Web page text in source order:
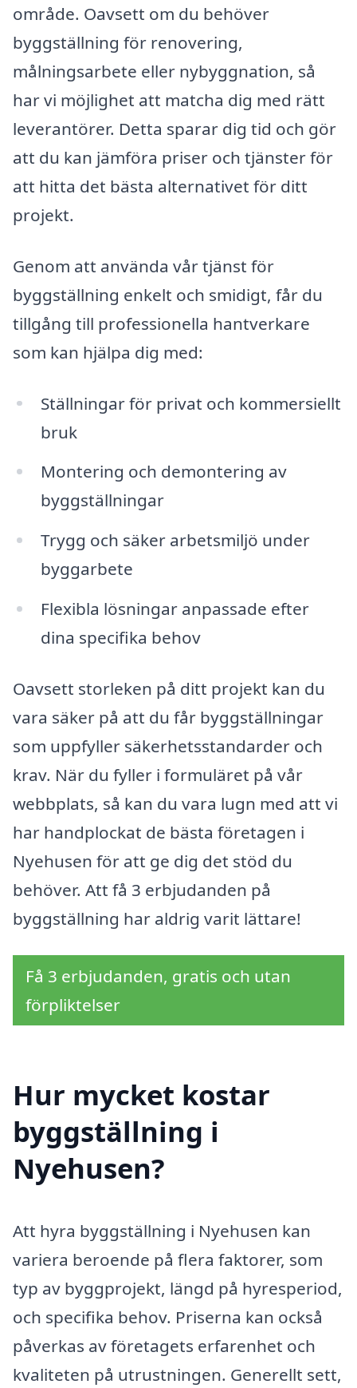
område. Oavsett om du behöver
byggställning för renovering,
målningsarbete eller nybyggnation, så
har vi möjlighet att matcha dig med rätt
leverantörer. Detta sparar dig tid och gör
att du kan jämföra priser och tjänster för
att hitta det bästa alternativet för ditt
projekt.
Genom att använda vår tjänst för
byggställning enkelt och smidigt, får du
tillgång till professionella hantverkare
som kan hjälpa dig med:
Ställningar för privat och kommersiellt
bruk
Montering och demontering av
byggställningar
Trygg och säker arbetsmiljö under
byggarbete
Flexibla lösningar anpassade efter
dina specifika behov
Oavsett storleken på ditt projekt kan du
vara säker på att du får byggställningar
som uppfyller säkerhetsstandarder och
krav. När du fyller i formuläret på vår
webbplats, så kan du vara lugn med att vi
har handplockat de bästa företagen i
Nyehusen för att ge dig det stöd du
behöver. Att få 3 erbjudanden på
byggställning har aldrig varit lättare!
Få 3 erbjudanden, gratis och utan
förpliktelser
Hur mycket kostar
byggställning i
Nyehusen?
Att hyra byggställning i Nyehusen kan
variera beroende på flera faktorer, som
typ av byggprojekt, längd på hyresperiod,
och specifika behov. Priserna kan också
påverkas av företagets erfarenhet och
kvaliteten på utrustningen. Generellt sett,